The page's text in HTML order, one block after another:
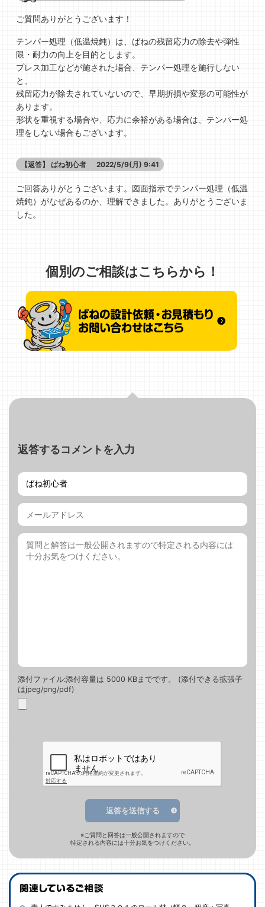
ご質問ありがとうございます！
テンパー処理（低温焼鈍）は、ばねの残留応力の除去や弾性
限・耐力の向上を目的とします。
プレス加工などが施された場合、テンパー処理を施行しない
と、
残留応力が除去されていないので、早期折損や変形の可能性が
あります。
形状を重視する場合や、応力に余裕がある場合は、テンパー処
理をしない場合もございます。
【返答】 ばね初心者 2022/5/9(月) 9:41
ご回答ありがとうございます。図面指示でテンパー処理（低温
焼鈍）がなぜあるのか、理解できました。ありがとうございま
した。
個別のご相談はこちらから！
返答するコメントを入力
添付ファイル:添付容量は 5000 KBまでです。 (添付できる拡張子
はjpeg/png/pdf)
返答を送信する
※ご質問と回答は一般公開されますので
特定される内容には十分お気をつけください。